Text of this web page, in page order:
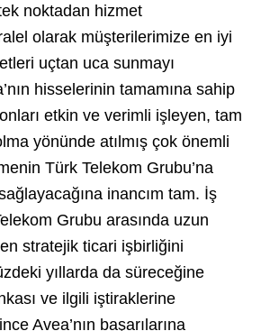
noktadan hizmet
olarak müşterilerimize en iyi
uçtan uca sunmayı
hisselerinin tamamına sahip
etkin ve verimli işleyen, tam
yönünde atılmış çok önemli
Türk Telekom Grubu’na
inancım tam. İş
Grubu arasında uzun
stratejik ticari işbirliğini
yıllarda da süreceğine
ve ilgili iştiraklerine
Avea’nın başarılarına